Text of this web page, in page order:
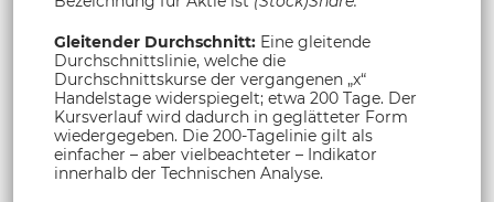
Gleitender Durchschnitt: Eine gleitende
Durchschnittslinie, welche die
Durchschnittskurse der vergangenen „x“
Handelstage widerspiegelt; etwa 200 Tage. Der
Kursverlauf wird dadurch in geglätteter Form
wiedergegeben. Die 200-Tagelinie gilt als
einfacher – aber vielbeachteter – Indikator
innerhalb der Technischen Analyse.